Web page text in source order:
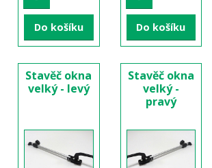
Do košíku Do košíku
Stavěč okna
velký - levý
Stavěč okna
velký -
pravý